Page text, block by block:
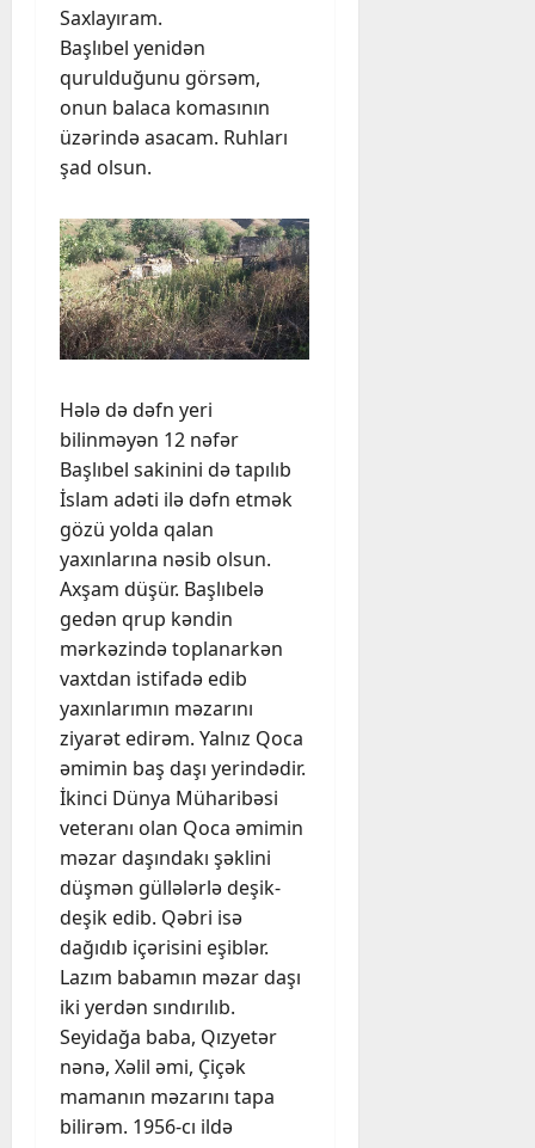
Saxlayıram.
Başlıbel yenidən
qurulduğunu görsəm,
onun balaca komasının
üzərində asacam. Ruhları
şad olsun.
Hələ də dəfn yeri
bilinməyən 12 nəfər
Başlıbel sakinini də tapılıb
İslam adəti ilə dəfn etmək
gözü yolda qalan
yaxınlarına nəsib olsun.
Axşam düşür. Başlıbelə
gedən qrup kəndin
mərkəzində toplanarkən
vaxtdan istifadə edib
yaxınlarımın məzarını
ziyarət edirəm. Yalnız Qoca
əmimin baş daşı yerindədir.
İkinci Dünya Müharibəsi
veteranı olan Qoca əmimin
məzar daşındakı şəklini
düşmən güllələrlə deşik-
deşik edib. Qəbri isə
dağıdıb içərisini eşiblər.
Lazım babamın məzar daşı
iki yerdən sındırılıb.
Seyidağa baba, Qızyetər
nənə, Xəlil əmi, Çiçək
mamanın məzarını tapa
bilirəm. 1956-cı ildə